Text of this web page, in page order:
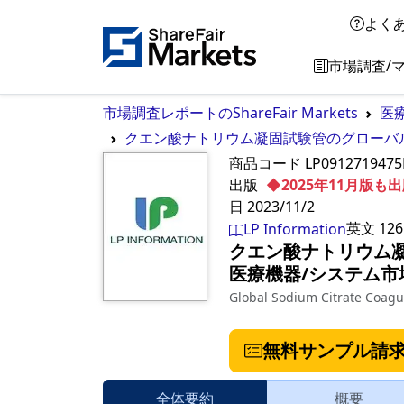
よく
市場調査/
市場調査レポートのShareFair Markets
医
クエン酸ナトリウム凝固試験管のグロー
商品コード
◆2025年11月版も出
出版
日 2023/11/2
LP Information英文 126
クエン酸ナトリウム
医療機器/システム市
Global Sodium Citrate
無料サンプル請
全体要約 概要